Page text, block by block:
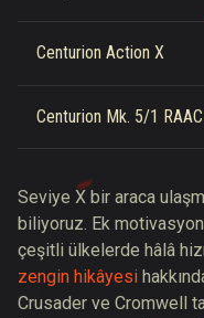
Centurion Action X
Centurion Mk. 5/1 RAAC
Seviye X bir araca
biliyoruz. Ek
çeşitli ülkelerde hâlâ
zengin hikâyesi
Crusader ve Cromwell